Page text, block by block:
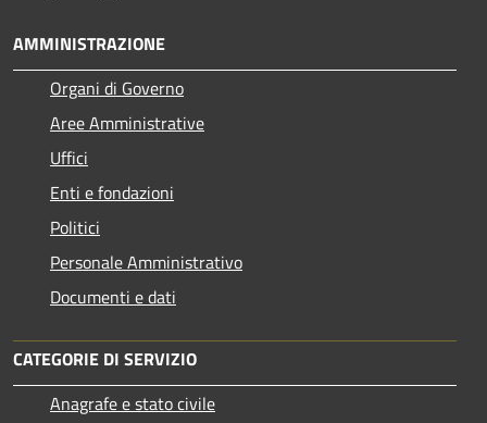
AMMINISTRAZIONE
Organi di Governo
Aree Amministrative
Uffici
Enti e fondazioni
Politici
Personale Amministrativo
Documenti e dati
CATEGORIE DI SERVIZIO
Anagrafe e stato civile